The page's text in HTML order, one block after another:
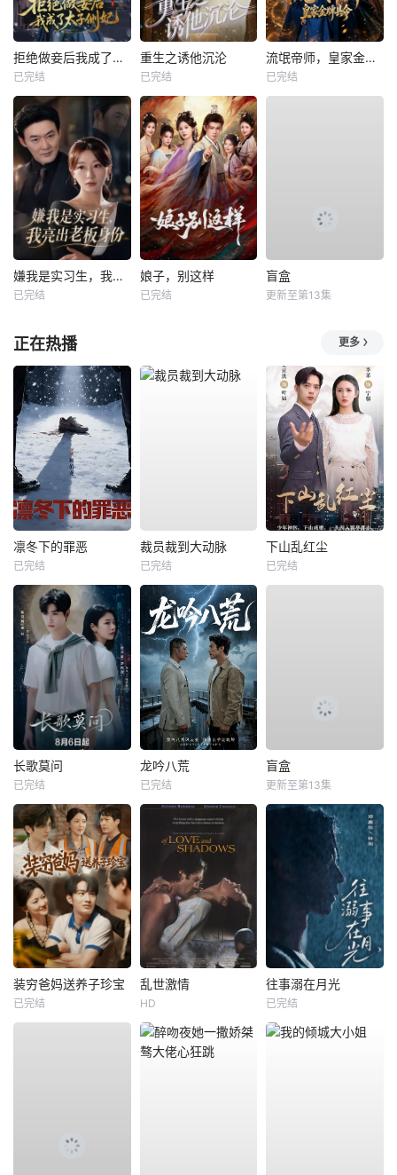
拒绝做妾后我成了太子侧妃
已完结
重生之诱他沉沦
已完结
流氓帝师，皇家金牌县令
已完结
嫌我是实习生，我亮出老板身份
已完结
娘子，别这样
已完结
盲盒
更新至第13集
正在热播 更多
凛冬下的罪恶
已完结
裁员裁到大动脉
已完结
下山乱红尘
已完结
长歌莫问
已完结
龙吟八荒
已完结
盲盒
更新至第13集
装穷爸妈送养子珍宝
已完结
乱世激情
HD
往事溺在月光
已完结